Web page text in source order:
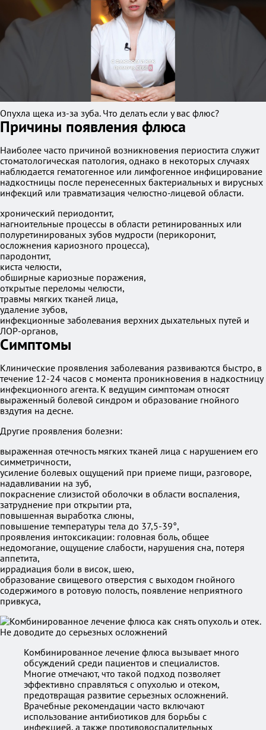
Опухла щека из-за зуба. Что делать если у вас флюс?
Причины появления флюса
Наиболее часто причиной возникновения периостита служит
стоматологическая патология, однако в некоторых случаях
наблюдается гематогенное или лимфогенное инфицирование
надкостницы после перенесенных бактериальных и вирусных
инфекций или травматизация челюстно-лицевой области.
хронический периодонтит,
нагноительные процессы в области ретинированных или
полуретинированых зубов мудрости (перикоронит,
осложнения кариозного процесса),
пародонтит,
киста челюсти,
обширные кариозные поражения,
открытые переломы челюсти,
травмы мягких тканей лица,
удаление зубов,
инфекционные заболевания верхних дыхательных путей и
ЛОР-органов,
Симптомы
Клинические проявления заболевания развиваются быстро, в
течение 12-24 часов с момента проникновения в надкостницу
инфекционного агента. К ведущим симптомам относят
выраженный болевой синдром и образование гнойного
вздутия на десне.
Другие проявления болезни:
выраженная отечность мягких тканей лица с нарушением его
симметричности,
усиление болевых ощущений при приеме пищи, разговоре,
надавливании на зуб,
покраснение слизистой оболочки в области воспаления,
затруднение при открытии рта,
повышенная выработка слюны,
повышение температуры тела до 37,5-39°,
проявления интоксикации: головная боль, общее
недомогание, ощущение слабости, нарушения сна, потеря
аппетита,
иррадиация боли в висок, шею,
образование свищевого отверстия с выходом гнойного
содержимого в ротовую полость, появление неприятного
привкуса,
Комбинированное лечение флюса вызывает много
обсуждений среди пациентов и специалистов.
Многие отмечают, что такой подход позволяет
эффективно справляться с опухолью и отеком,
предотвращая развитие серьезных осложнений.
Врачебные рекомендации часто включают
использование антибиотиков для борьбы с
инфекцией, а также противовоспалительных